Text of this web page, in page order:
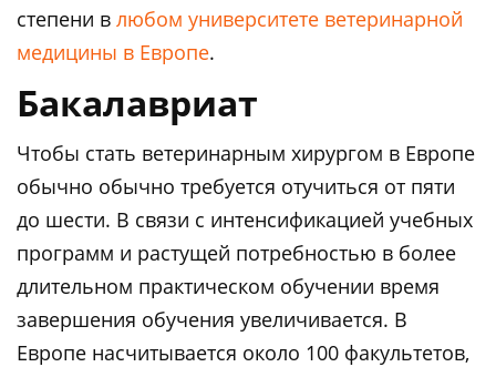
степени в любом университете ветеринарной
медицины в Европе.
Бакалавриат
Чтобы стать ветеринарным хирургом в Европе
обычно обычно требуется отучиться от пяти
до шести. В связи с интенсификацией учебных
программ и растущей потребностью в более
длительном практическом обучении время
завершения обучения увеличивается. В
Европе насчитывается около 100 факультетов,